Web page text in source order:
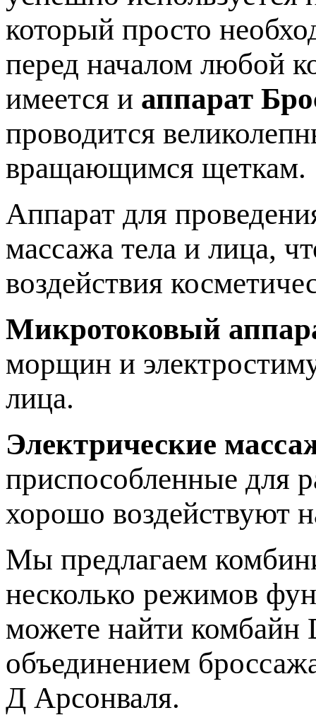
который просто
перед началом любой
имеется и аппарат
проводится
вращающимся щеткам.
Аппарат для
массажа тела и лица,
воздействия
Микротоковый
морщин и
лица.
Электрические
приспособленные для
хорошо воздействуют
Мы предлагаем
несколько режимов
можете найти комбайн
объединением
Д Арсонваля.